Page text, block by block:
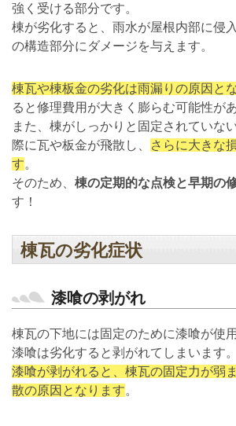
強く受ける部分です。
棟が劣化すると、雨水が屋根内部に侵
の構造部分にダメージを与えます。
棟瓦や棟板金の劣化は雨漏りの原因と
ると修理費用が大きく膨らむ可能性が
また、棟がしっかりと固定されていな
際に瓦や板金が飛散し、
さらに大きな
す。
そのため、 棟の定期的な点検と早期の
す！
棟瓦の劣化症状
漆喰の剥がれ
棟瓦の下地には固定のために漆喰が使
漆喰は劣化すると剥がれてしまいます。
漆喰が剥がれると、棟瓦の固定力が弱
散の原因となります。